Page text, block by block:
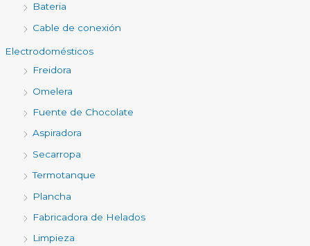
Bateria
Cable de conexión
Electrodomésticos
Freidora
Omelera
Fuente de Chocolate
Aspiradora
Secarropa
Termotanque
Plancha
Fabricadora de Helados
Limpieza